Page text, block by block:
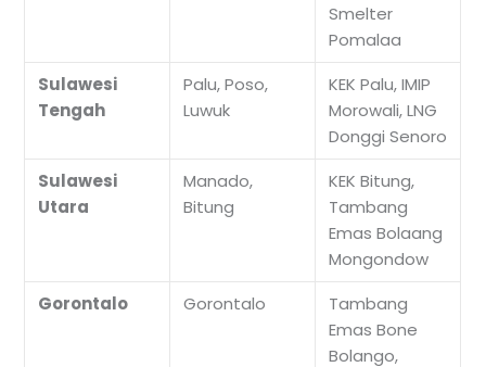
Smelter
Pomalaa
Sulawesi
Tengah
Palu, Poso,
Luwuk
KEK Palu, IMIP
Morowali, LNG
Donggi Senoro
Sulawesi
Utara
Manado,
Bitung
KEK Bitung,
Tambang
Emas Bolaang
Mongondow
Gorontalo
Gorontalo
Tambang
Emas Bone
Bolango,